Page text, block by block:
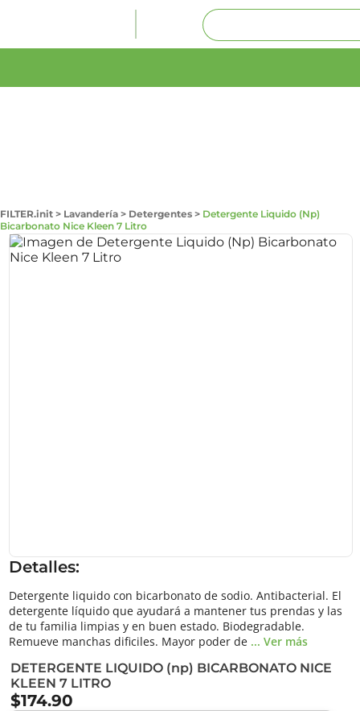
FILTER.init > Lavandería > Detergentes > Detergente Liquido (Np)
Bicarbonato Nice Kleen 7 Litro
Detalles:
Detergente liquido con bicarbonato de sodio. Antibacterial. El
detergente líquido que ayudará a mantener tus prendas y las
de tu familia limpias y en buen estado. Biodegradable.
Remueve manchas dificiles. Mayor poder de ... Ver más
DETERGENTE LIQUIDO (np) BICARBONATO NICE
KLEEN 7 LITRO
$174.90